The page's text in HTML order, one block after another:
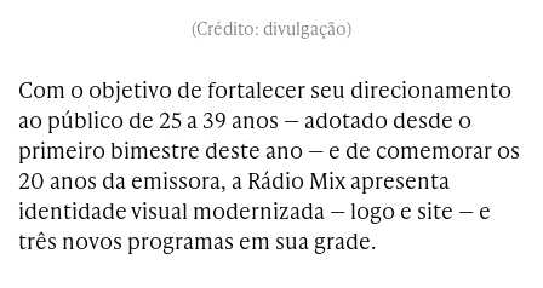
(Crédito: divulgação)
Com o objetivo de fortalecer seu direcionamento
ao público de 25 a 39 anos — adotado desde o
primeiro bimestre deste ano — e de comemorar os
20 anos da emissora, a Rádio Mix apresenta
identidade visual modernizada — logo e site — e
três novos programas em sua grade.